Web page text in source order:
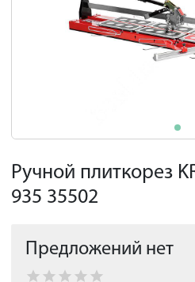
Ручной плиткорез
935 35502
Предложений нет